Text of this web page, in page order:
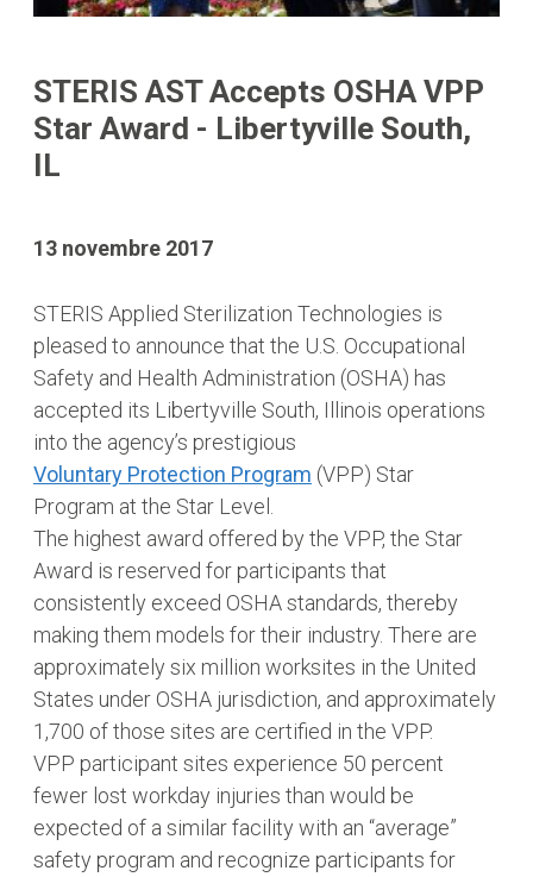
STERIS AST Accepts OSHA VPP
Star Award - Libertyville South,
IL
13 novembre 2017
STERIS Applied Sterilization Technologies is
pleased to announce that the U.S. Occupational
Safety and Health Administration (OSHA) has
accepted its Libertyville South, Illinois operations
into the agency’s prestigious
Voluntary Protection Program (VPP) Star
Program at the Star Level.
The highest award offered by the VPP, the Star
Award is reserved for participants that
consistently exceed OSHA standards, thereby
making them models for their industry. There are
approximately six million worksites in the United
States under OSHA jurisdiction, and approximately
1,700 of those sites are certified in the VPP.
VPP participant sites experience 50 percent
fewer lost workday injuries than would be
expected of a similar facility with an “average”
safety program and recognize participants for